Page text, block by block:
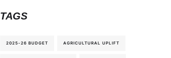
TAGS
2025-26 BUDGET AGRICULTURAL UPLIFT